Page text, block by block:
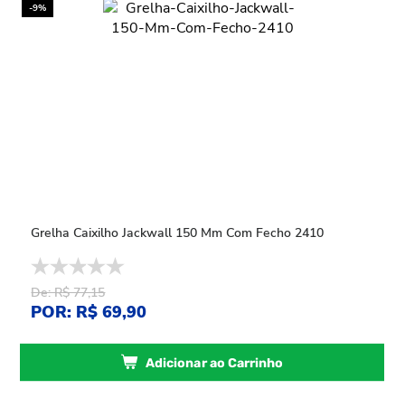
-9%
Grelha Caixilho Jackwall 150 Mm Com Fecho 2410
De: R$ 77,15
POR: R$ 69,90
Adicionar ao Carrinho